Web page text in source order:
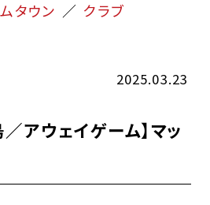
タウン
クラブ
2025.03.23
アウェイゲーム】マッ